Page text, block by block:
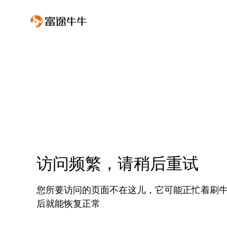
访问频繁，请稍后重试
您所要访问的页面不在这儿，它可能正忙着刷
后就能恢复正常